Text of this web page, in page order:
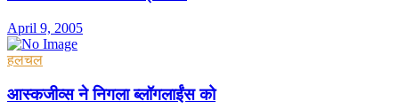
April 9, 2005
हलचल
आस्कजीव्स ने निगला ब्लॉगलाईंस को